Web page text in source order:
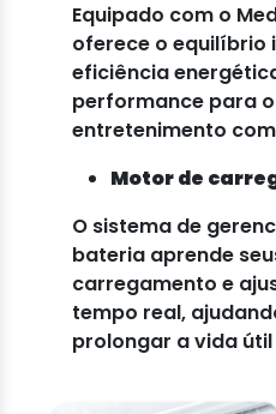
Equipado com o
oferece o equilíbrio
eficiência
performance para
entretenimento
Motor de
O sistema de
bateria aprende
carregamento e
tempo real,
prolongar a vida